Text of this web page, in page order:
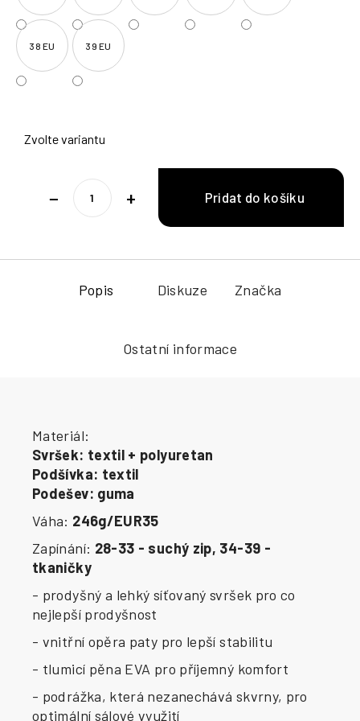
38 EU 39 EU
Zvolte variantu
+
−
Popis Diskuze Značka
Ostatní informace
Materiál:
Svršek: textil + polyuretan
Podšívka: textil
Podešev: guma
Váha: 246g/EUR35
Zapínání: 28-33 - suchý zip, 34-39 -
tkaničky
- prodyšný a lehký síťovaný svršek pro co
nejlepší prodyšnost
- vnitřní opěra paty pro lepší stabilitu
- tlumicí pěna EVA pro příjemný komfort
- podrážka, která nezanechává skvrny, pro
optimální sálové využití